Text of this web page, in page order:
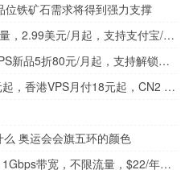
铁矿石需求将得到强力支撑
Evoxt香港VPS：250GB月流量，2.99美元/月起，支持支付宝/Paypal
Megalayer：美国家庭宽带VPS新品5折80元/月起，支持解锁美国电视、流媒体、游戏等多个应用场景
HostYun：韩国VPS月付16元起，香港VPS月付18元起，CN2 GIA/AS9929线路
奥运会会旗五环的颜色
DesiVPS：美国洛杉矶VPS，1Gbps带宽，不限流量，$22/年，免费换IP3次，支持中文Windows